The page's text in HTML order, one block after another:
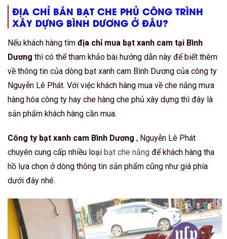
ĐỊA CHỈ BÁN BẠT CHE PHỦ CÔNG TRÌNH
XÂY DỰNG BÌNH DƯƠNG Ở ĐÂU?
Nếu khách hàng tìm địa chỉ mua bạt xanh cam tại Bình
Dương thì có thể tham khảo bài hướng dẫn này để biết thêm
về thông tin của dòng bạt xanh cam Bình Dương của công ty
Nguyễn Lê Phát. Với việc khách hàng mua về che nắng mưa
hàng hóa công ty hay che hàng che phủ xây dựng thì đây là
sản phẩm khách hàng cần mua.
Công ty bạt xanh cam Bình Dương , Nguyễn Lê Phát
chuyên cung cấp nhiều loại bạt che nắng để khách hàng tha
hồ lựa chọn ở dòng thông tin sản phẩm cũng như giá phía
dưới đây nhé.